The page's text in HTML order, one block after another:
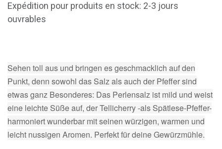
Expédition pour produits en stock: 2-3 jours
ouvrables
Sehen toll aus und bringen es geschmacklich auf den
Punkt, denn sowohl das Salz als auch der Pfeffer sind
etwas ganz Besonderes: Das Perlensalz ist mild und weist
eine leichte Süße auf, der Tellicherry -als Spätlese-Pfeffer-
harmoniert wunderbar mit seinen würzigen, warmen und
leicht nussigen Aromen. Perfekt für deine Gewürzmühle.